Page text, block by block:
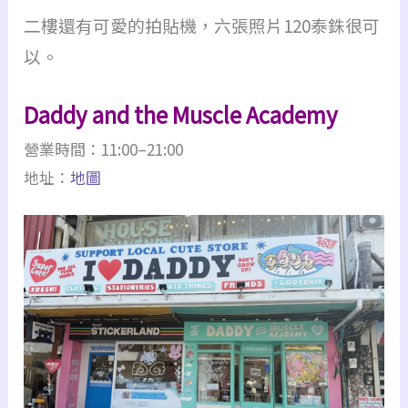
二樓還有可愛的拍貼機，六張照片120泰銖很可
以。
Daddy and the Muscle Academy
營業時間：11:00–21:00
地址：地圖